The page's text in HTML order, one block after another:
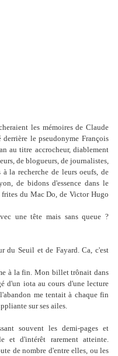
les mémoires de Claude
le pseudonyme François
au titre accrocheur, diablement
de blogueurs, de journalistes,
la recherche de leurs oeufs, de
de bidons d'essence dans le
du Mac Do, de Victor Hugo
une tête mais sans queue ?
du Seuil et de Fayard. Ca, c'est
à la fin. Mon billet trônait dans
d'un iota au cours d'une lecture
me tentait à chaque fin
sur ses ailes.
souvent les demi-pages et
et d'intérêt rarement atteinte.
de nombre d'entre elles, ou les